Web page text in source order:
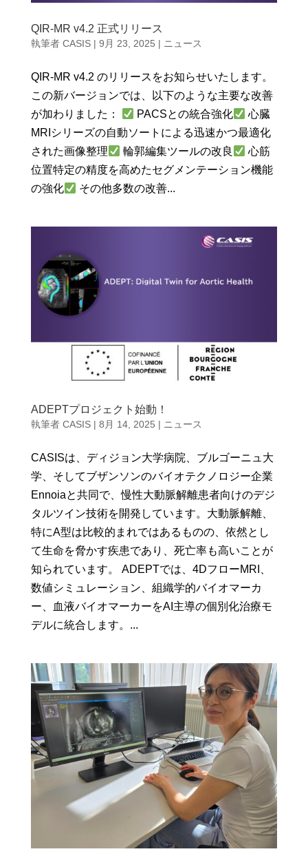
QIR-MR v4.2 正式リリース
執筆者 CASIS| 9月 23, 2025 | ニュース
QIR-MR v4.2 のリリースをお知らせいたします。
この新バージョンでは、以下のような主要な改善
が加わりました：
PACSとの統合強化
心臓
MRIシリーズの自動ソートによる迅速かつ最適化
された画像整理
輪郭編集ツールの改良
心筋
位置特定の精度を高めたセグメンテーション機能
の強化
その他多数の改善...
ADEPTプロジェクト始動！
執筆者 CASIS| 8月 14, 2025 | ニュース
CASISは、ディジョン大学病院、ブルゴーニュ大
学、そしてブザンソンのバイオテクノロジー企業
Ennoiaと共同で、慢性大動脈解離患者向けのデジ
タルツイン技術を開発しています。大動脈解離、
特にA型は比較的まれではあるものの、依然とし
て生命を脅かす疾患であり、死亡率も高いことが
知られています。 ADEPTでは、4DフローMRI、
数値シミュレーション、組織学的バイオマーカ
ー、血液バイオマーカーをAI主導の個別化治療モ
デルに統合します。...